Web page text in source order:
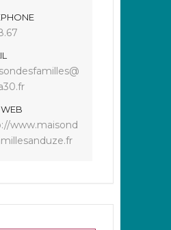
WEB
www.maisond